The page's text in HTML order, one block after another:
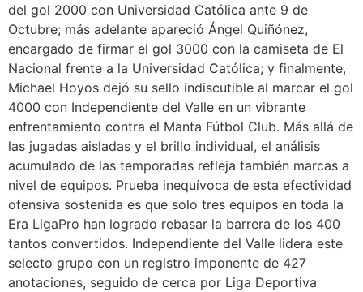
del gol 2000 con Universidad Católica ante 9 de
Octubre; más adelante apareció Ángel Quiñónez,
encargado de firmar el gol 3000 con la camiseta de El
Nacional frente a la Universidad Católica; y finalmente,
Michael Hoyos dejó su sello indiscutible al marcar el gol
4000 con Independiente del Valle en un vibrante
enfrentamiento contra el Manta Fútbol Club. Más allá de
las jugadas aisladas y el brillo individual, el análisis
acumulado de las temporadas refleja también marcas a
nivel de equipos. Prueba inequívoca de esta efectividad
ofensiva sostenida es que solo tres equipos en toda la
Era LigaPro han logrado rebasar la barrera de los 400
tantos convertidos. Independiente del Valle lidera este
selecto grupo con un registro imponente de 427
anotaciones, seguido de cerca por Liga Deportiva